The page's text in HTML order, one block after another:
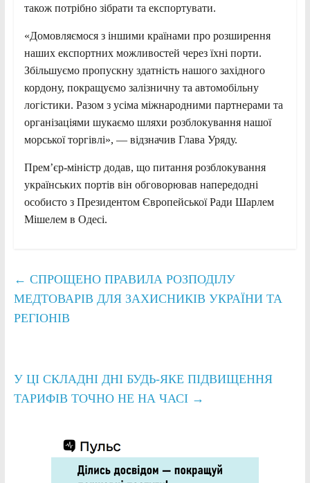
також потрібно зібрати та експортувати.
«Домовляємося з іншими країнами про розширення
наших експортних можливостей через їхні порти.
Збільшуємо пропускну здатність нашого західного
кордону, покращуємо залізничну та автомобільну
логістики. Разом з усіма міжнародними партнерами та
організаціями шукаємо шляхи розблокування нашої
морської торгівлі», — відзначив Глава Уряду.
Прем’єр-міністр додав, що питання розблокування
українських портів він обговорював напередодні
особисто з Президентом Європейської Ради Шарлем
Мішелем в Одесі.
← СПРОЩЕНО ПРАВИЛА РОЗПОДІЛУ
МЕДТОВАРІВ ДЛЯ ЗАХИСНИКІВ УКРАЇНИ ТА
РЕГІОНІВ
У ЦІ СКЛАДНІ ДНІ БУДЬ-ЯКЕ ПІДВИЩЕННЯ
ТАРИФІВ ТОЧНО НЕ НА ЧАСІ →